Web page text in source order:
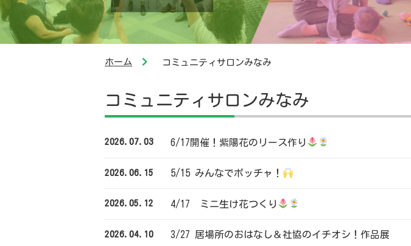
ホーム コミュニティサロンみなみ
コミュニティサロンみなみ
2026.07.03 6/17開催！紫陽花のリース作り
2026.06.15 5/15 みんなでボッチャ！
2026.05.12 4/17 ミニ生け花つくり
2026.04.10 3/27 居場所のおはなし＆社協のイチオシ！作品展